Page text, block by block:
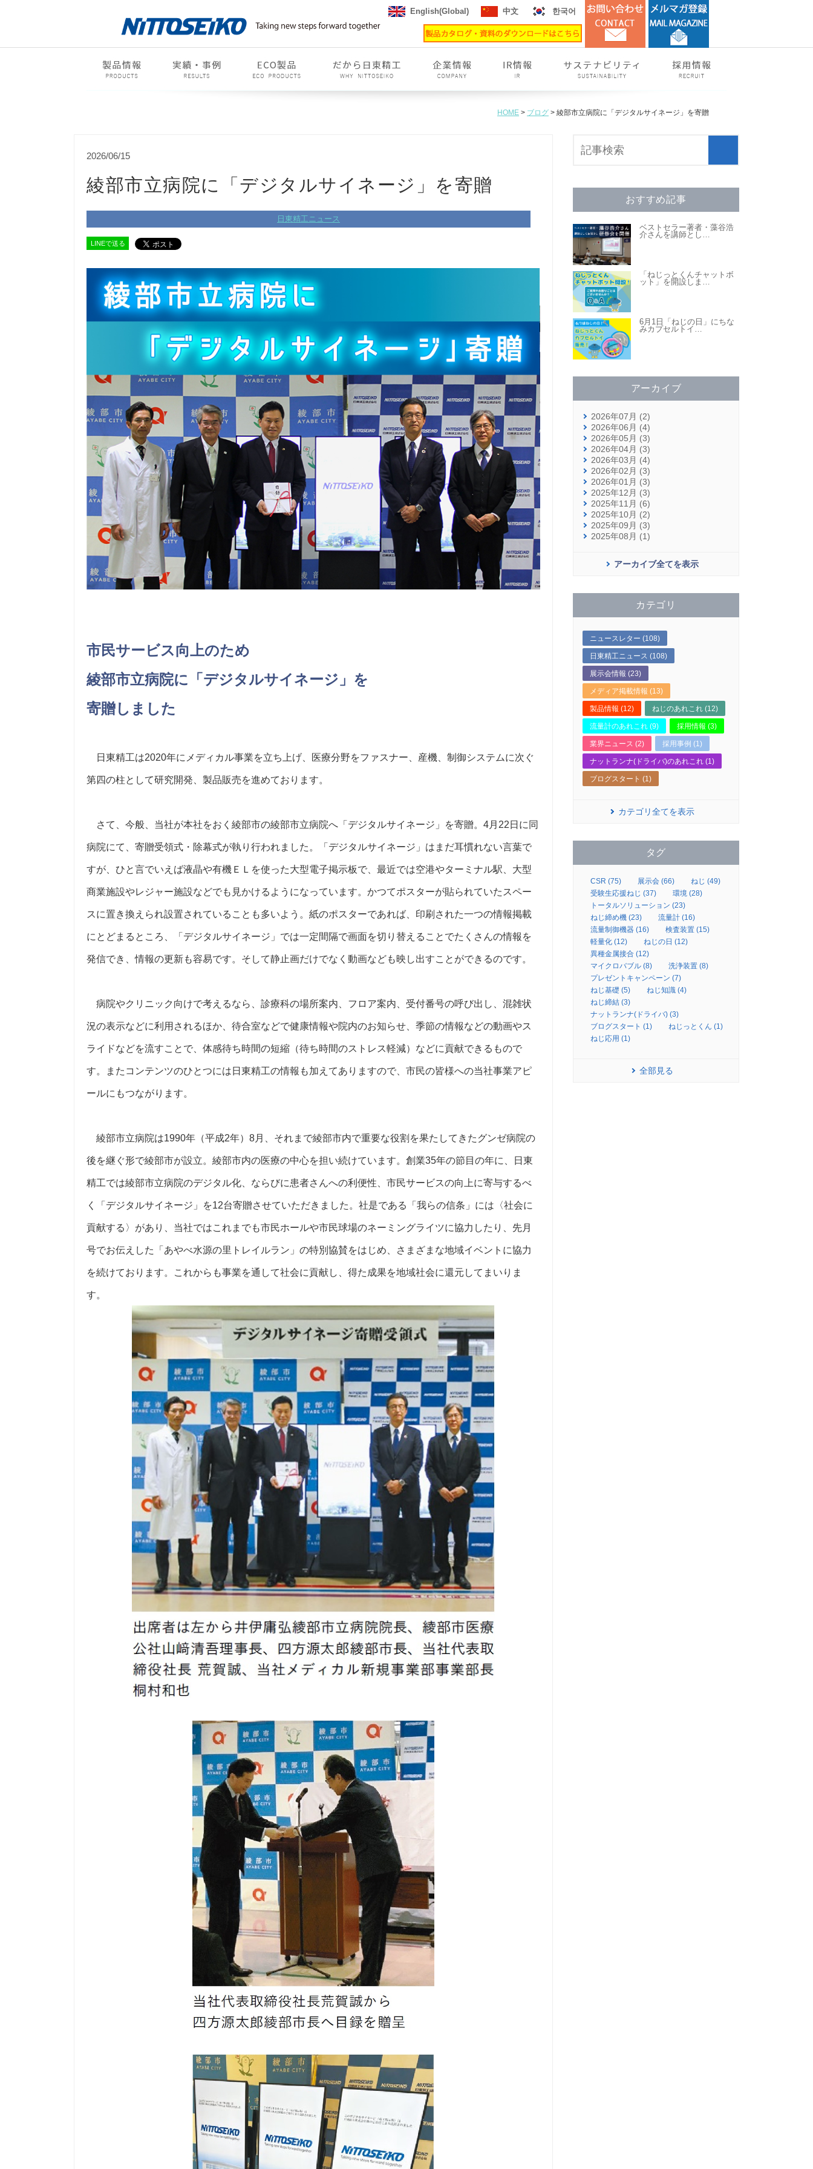
English(Global) 中文 한국어
HOME > ブログ > 綾部市立病院に「デジタルサイネージ」を寄贈
2026/06/15
綾部市立病院に「デジタルサイネージ」を寄贈
日東精工ニュース
LINEで送る
市民サービス向上のため
綾部市立病院に「デジタルサイネージ」を
寄贈しました
日東精工は2020年にメディカル事業を立ち上げ、医療分野をファスナー、産機、制御システムに次ぐ
第四の柱として研究開発、製品販売を進めております。
さて、今般、当社が本社をおく綾部市の綾部市立病院へ「デジタルサイネージ」を寄贈。4月22日に同
病院にて、寄贈受領式・除幕式が執り行われました。「デジタルサイネージ」はまだ耳慣れない言葉で
すが、ひと言でいえば液晶や有機ＥＬを使った大型電子掲示板で、最近では空港やターミナル駅、大型
商業施設やレジャー施設などでも見かけるようになっています。かつてポスターが貼られていたスペー
スに置き換えられ設置されていることも多いよう。紙のポスターであれば、印刷された一つの情報掲載
にとどまるところ、「デジタルサイネージ」では一定間隔で画面を切り替えることでたくさんの情報を
発信でき、情報の更新も容易です。そして静止画だけでなく動画なども映し出すことができるのです。
病院やクリニック向けで考えるなら、診療科の場所案内、フロア案内、受付番号の呼び出し、混雑状
況の表示などに利用されるほか、待合室などで健康情報や院内のお知らせ、季節の情報などの動画やス
ライドなどを流すことで、体感待ち時間の短縮（待ち時間のストレス軽減）などに貢献できるもので
す。またコンテンツのひとつには日東精工の情報も加えてありますので、市民の皆様への当社事業アピ
ールにもつながります。
綾部市立病院は1990年（平成2年）8月、それまで綾部市内で重要な役割を果たしてきたグンゼ病院の
後を継ぐ形で綾部市が設立。綾部市内の医療の中心を担い続けています。創業35年の節目の年に、日東
精工では綾部市立病院のデジタル化、ならびに患者さんへの利便性、市民サービスの向上に寄与するべ
く「デジタルサイネージ」を12台寄贈させていただきました。社是である「我らの信条」には〈社会に
貢献する〉があり、当社ではこれまでも市民ホールや市民球場のネーミングライツに協力したり、先月
号でお伝えした「あやべ水源の里トレイルラン」の特別協賛をはじめ、さまざまな地域イベントに協力
を続けております。これからも事業を通して社会に貢献し、得た成果を地域社会に還元してまいりま
す。
おすすめ記事
ベストセラー著者・藻谷浩
介さんを講師とし …
「ねじっとくんチャットボ
ット」を開設しま …
6月1日「ねじの日」にちな
みカプセルトイ …
アーカイブ
2026年07月 (2)
2026年06月 (4)
2026年05月 (3)
2026年04月 (3)
2026年03月 (4)
2026年02月 (3)
2026年01月 (3)
2025年12月 (3)
2025年11月 (6)
2025年10月 (2)
2025年09月 (3)
2025年08月 (1)
アーカイブ全てを表示
カテゴリ
ニュースレター (108)
日東精工ニュース (108)
展示会情報 (23)
メディア掲載情報 (13)
製品情報 (12) ねじのあれこれ (12)
流量計のあれこれ (9) 採用情報 (3)
業界ニュース (2) 採用事例 (1)
ナットランナ(ドライバ)のあれこれ (1)
ブログスタート (1)
カテゴリ全てを表示
タグ
CSR (75) 展示会 (66)
ねじ (49)
受験生応援ねじ (37)
環境 (28)
トータルソリューション (23)
ねじ締め機 (23)
流量計 (16)
流量制御機器 (16)
検査装置 (15)
軽量化 (12)
ねじの日 (12)
異種金属接合 (12)
マイクロバブル (8)
洗浄装置 (8)
プレゼントキャンペーン (7)
ねじ基礎 (5)
ねじ知識 (4)
ねじ締結 (3)
ナットランナ(ドライバ) (3)
ブログスタート (1)
ねじっとくん (1)
ねじ応用 (1)
全部見る